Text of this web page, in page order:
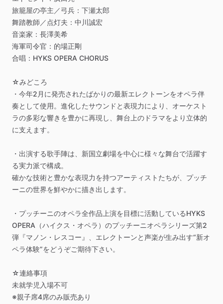
旅籠屋の亭主／弓兵：下瀬太郎
舞踏教師／点灯夫：中川誠宏
音楽家：長澤美希
海軍司令官：的場正剛
合唱：HYKS OPERA CHORUS
☆みどころ
・今年2月に発売されたばかりの最新エレクトーンをオペラ伴
奏として使用。進化したサウンドと表現力により、オーケスト
ラの多彩な響きを豊かに再現し、舞台上のドラマをより立体的
に支えます。
・出演する歌手陣は、新国立劇場を中心に様々な舞台で活躍す
る実力派で構成。
確かな技術と豊かな表現力を持つアーティストたちが、プッチ
ーニの世界を鮮やかに描き出します。
・プッチーニのオペラ全作品上演を目標に活動しているHYKS
OPERA（ハイクス・オペラ）のプッチーニオペラシリーズ第2
弾『マノン・レスコー』、エレクトーンと声楽が生み出す“新オ
ペラ体験”をどうぞご期待下さい。
☆連絡事項
未就学児入場不可
※親子席4席のみ販売あり